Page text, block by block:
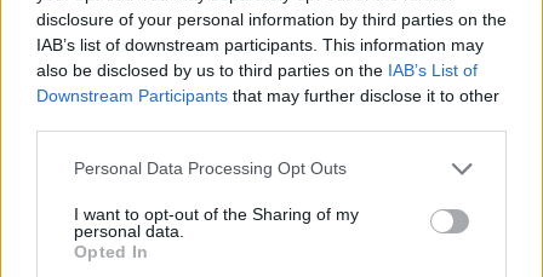
disclosure of your personal information by third parties on the
IAB’s list of downstream participants. This information may
also be disclosed by us to third parties on the IAB’s List of
Downstream Participants that may further disclose it to other
Please note that this website/app uses one or more Google
not limited to your visit or usage behaviour. You may click to
grant or deny consent to Google and its third-party tags to
use your data for below specified purposes in below Google
Personal Data Processing Opt Outs
I want to opt-out of the Sharing of my
personal data.
Opted In
Mēģinot noskaidrot situāciju, Marta uzdevusi
jautājumu vienam no Ādažu novada Mākslu skolas
zināms par minētajām izmaiņām. Rīcībā esošā
faktisko sagatavošanas laiku.